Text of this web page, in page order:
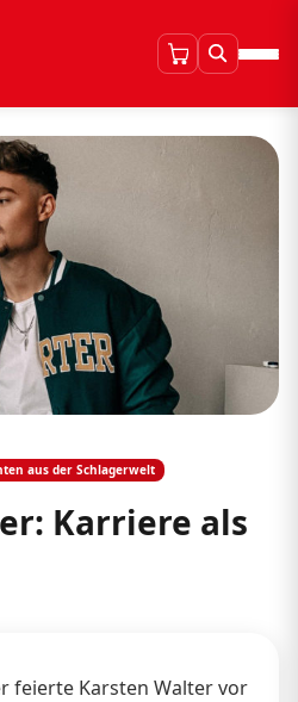
aus der Schlagerwelt
Karriere als
feierte Karsten Walter vor